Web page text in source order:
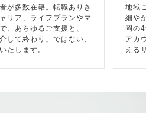
が多数在籍。転職ありき
リア、ライフプランやマ
、あらゆるご支援と、
して終わり」ではない、
たします。
地域
細や
岡の
アカ
える